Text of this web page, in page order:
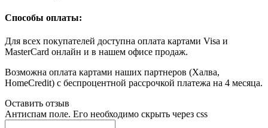
Способы оплаты:
Для всех покупателей доступна оплата картами Visa и
MasterCard онлайн и в нашем офисе продаж.
Возможна оплата картами наших партнеров (Халва,
НоmeCredit) с беспроцентной рассрочкой платежа на 4 месяца.
Оставить отзыв
Антиспам поле. Его необходимо скрыть через css